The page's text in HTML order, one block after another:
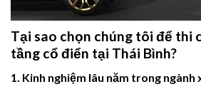
Tại sao chọn chúng tôi để thi
tầng cổ điển tại Thái Bình?
1. Kinh nghiệm lâu năm trong ngành